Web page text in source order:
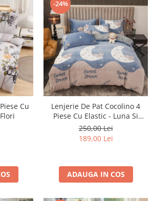
Cu
-24%
Lenjerie De Pat Cocolino 4
Piese Cu Elastic - Luna Si
Iepurasul
250,00 Lei
189,00 Lei
ADAUGA IN COS